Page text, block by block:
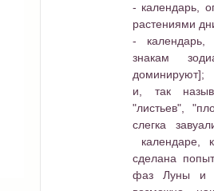
- календарь,
растениями
- календарь,
знакам
доминируют];
и, так
"листьев",
слегка
календаре,
сделана
фаз Луны и